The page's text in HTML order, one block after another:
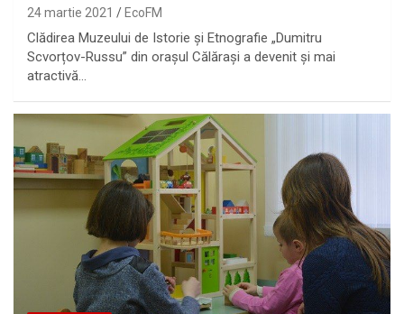
24 martie 2021 EcoFM
Clădirea Muzeului de Istorie și Etnografie „Dumitru
Scvorțov-Russu” din orașul Călărași a devenit și mai
atractivă…